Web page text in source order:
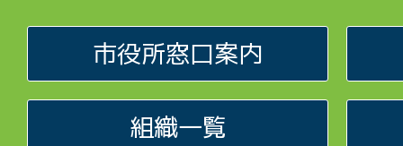
市役所窓口案内
組織一覧